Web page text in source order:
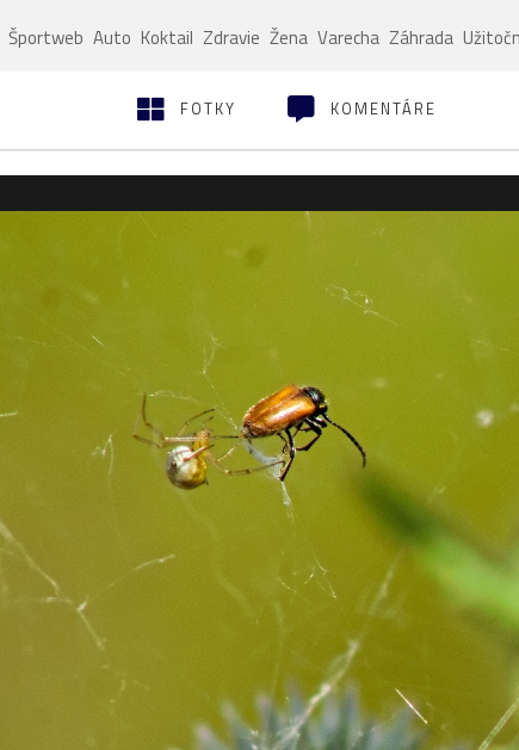
Športweb Auto Koktail Zdravie Žena Varecha Záhrada
FOTKY KOMENTÁRE